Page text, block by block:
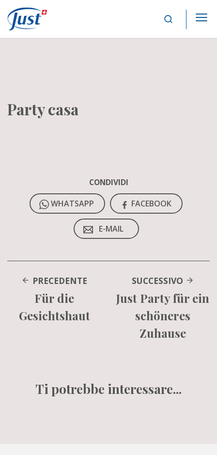
Main Navigation
Party casa
CONDIVIDI
WHATSAPP
FACEBOOK
E-MAIL
PRECEDENTE
Für die
Gesichtshaut
SUCCESSIVO
Just Party für ein
schöneres
Zuhause
Ti potrebbe interessare...